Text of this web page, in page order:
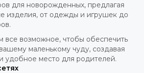
для новорожденных, предлагая
изделия, от одежды и игрушек до
все возможное, чтобы обеспечить
маленькому чуду, создавая
удобное место для родителей.